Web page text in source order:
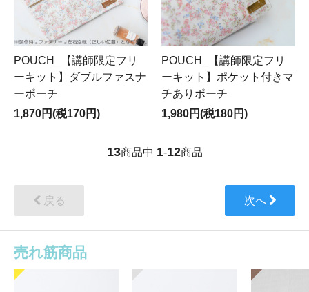
POUCH_【講師限定フリ
ーキット】ダブルファスナ
ーポーチ
1,870円(税170円)
POUCH_【講師限定フリ
ーキット】ポケット付きマ
チありポーチ
1,980円(税180円)
13商品中 1-12商品
戻る 次へ
売れ筋商品